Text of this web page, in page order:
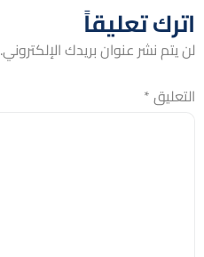
اترك تعليقاً
لن يتم نشر عنوان بريدك الإلكتروني.
التعليق*